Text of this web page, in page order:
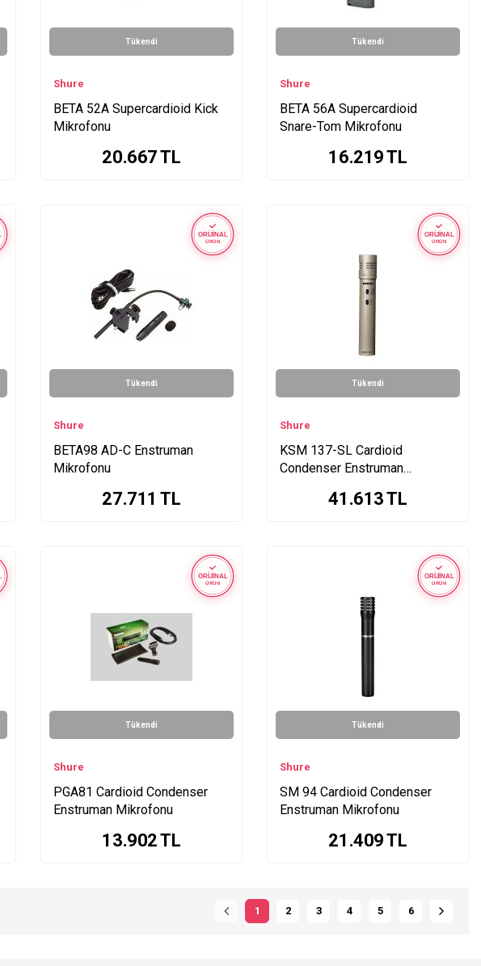
Tükendi
Shure
BETA 52A Supercardioid Kick
Mikrofonu
20.667TL
Tükendi
Shure
BETA 56A Supercardioid
Snare-Tom Mikrofonu
16.219TL
Tükendi
ORİJİNAL
ÜRÜN
Shure
BETA98 AD-C Enstruman
Mikrofonu
27.711 TL
Tükendi
ORİJİNAL
ÜRÜN
Shure
KSM 137-SL Cardioid
Condenser Enstruman
41.613TL
Tükendi
ORİJİNAL
ÜRÜN
Shure
PGA81 Cardioid Condenser
Enstruman Mikrofonu
13.902TL
Tükendi
ORİJİNAL
ÜRÜN
Shure
SM 94 Cardioid Condenser
Enstruman Mikrofonu
21.409TL
1 2 3 4 5 6